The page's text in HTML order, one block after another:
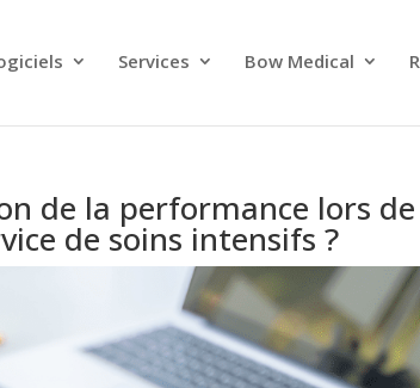
Services Bow Medical
de la performance lors
de soins intensifs ?